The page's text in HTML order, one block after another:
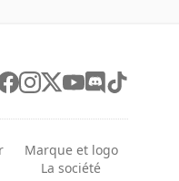
Marque et logo
La société